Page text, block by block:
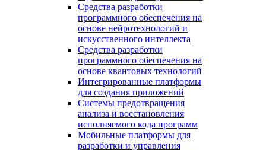
Средства разработки
программного обеспечения на
основе нейротехнологий и
искусственного интеллекта
Средства разработки
программного обеспечения на
основе квантовых технологий
Интегрированные платформы
для создания приложений
Системы предотвращения
анализа и восстановления
исполняемого кода программ
Мобильные платформы для
разработки и управления